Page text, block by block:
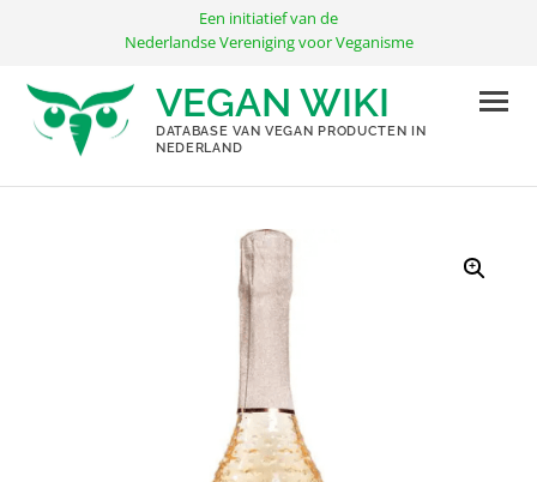
inhoud
Een initiatief van de
Nederlandse Vereniging voor Veganisme
VEGAN WIKI
DATABASE VAN VEGAN PRODUCTEN IN
NEDERLAND